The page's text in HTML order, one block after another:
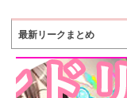
最新リークまとめ